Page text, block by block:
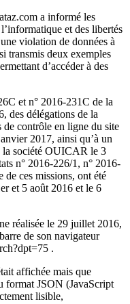
a informé les
et des libertés
violation de données à
transmis deux exemples
d’accéder à des
et n° 2016-231C de la
des délégations de la
de contrôle en ligne du site
2017, ainsi qu’à un
la société OUICAR le 3
n° 2016-226/1, n° 2016-
de ces missions, ont été
et 5 août 2016 et le 6
réalisée le 29 juillet 2016,
de son navigateur
.
affichée mais que
format JSON (JavaScript
lisible,